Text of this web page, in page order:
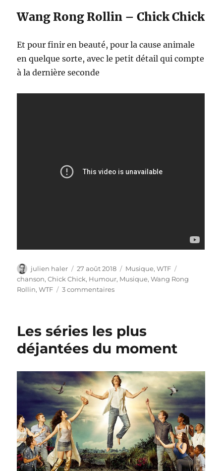
Wang Rong Rollin – Chick Chick
Et pour finir en beauté, pour la cause animale
en quelque sorte, avec le petit détail qui compte
à la dernière seconde
Auteur
julien haler
Publié
le
27 août 2018 Catégories
Musique,WTF
chanson,Chick Chick, Humour, Musique,Wang Rong
Rollin,WTF 3 commentairessur
du
lundi
#17
Les séries les plus
déjantées du moment